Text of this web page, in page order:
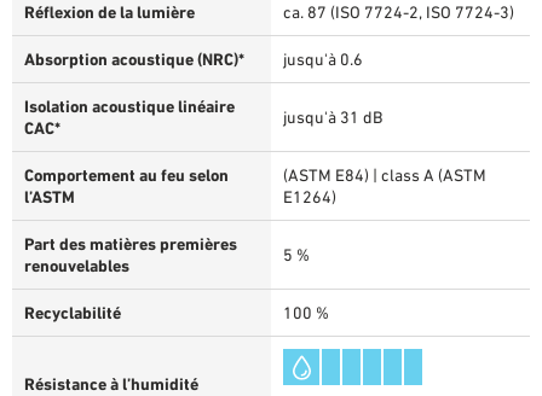
Réflexion de la lumière ca. 87 (ISO 7724-2, ISO 7724-3)
Absorption acoustique (NRC)* jusqu'à 0.6
Isolation acoustique linéaire
CAC*
jusqu'à 31 dB
Comportement au feu selon
l’ASTM
(ASTM E84) | class A (ASTM
E1264)
Part des matières premières
renouvelables
5 %
Recyclabilité 100 %
Résistance à l’humidité